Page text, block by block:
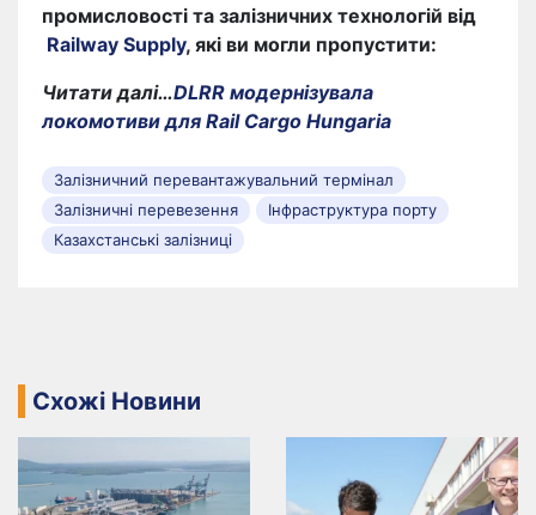
промисловості та залізничних технологій від
Railway Supply, які ви могли пропустити:
Читати далі…DLRR модернізувала
локомотиви для Rail Cargo Hungaria
Залізничний перевантажувальний термінал
Залізничні перевезення
Інфраструктура порту
Казахстанські залізниці
Схожі Новини